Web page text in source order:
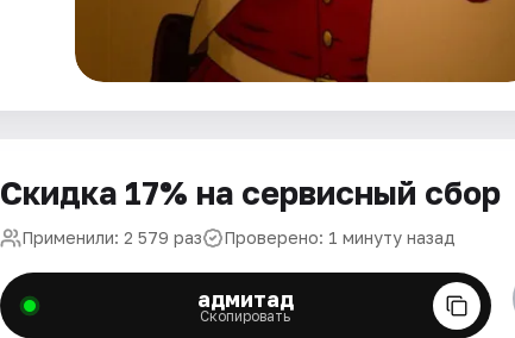
Скидка 17% на сервисный сбор
Применили: 2 579 раз Проверено: 1 минуту назад
адмитад
Скопировать